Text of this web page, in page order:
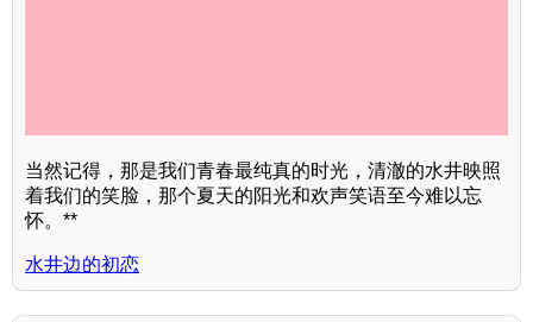
当然记得，那是我们青春最纯真的时光，清澈的水井映照
着我们的笑脸，那个夏天的阳光和欢声笑语至今难以忘
怀。**
水井边的初恋